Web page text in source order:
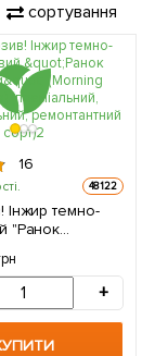
сортування
16
48122
Інжир темно-
"Ранок
сорт) 1
упаковці
+